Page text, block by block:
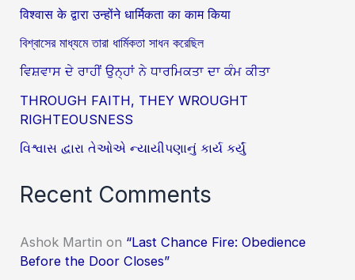
विश्वास के द्वारा उन्होंने धार्मिकता का काम किया
বিশ্বাসের মাধ্যমে তারা ধার্মিকতা সাধন করেছিল
ਵਿਸ਼ਵਾਸ ਦੇ ਰਾਹੀਂ ਉਨ੍ਹਾਂ ਨੇ ਧਾਰਮਿਕਤਾ ਦਾ ਕੰਮ ਕੀਤਾ
THROUGH FAITH, THEY WROUGHT
RIGHTEOUSNESS
વિશ્વાસ દ્વારા તેઓએ ન્યાયીપણાનું કાર્ય કર્યું
Recent Comments
Ashok Martin on “Last Chance Fire: Obedience
Before the Door Closes”